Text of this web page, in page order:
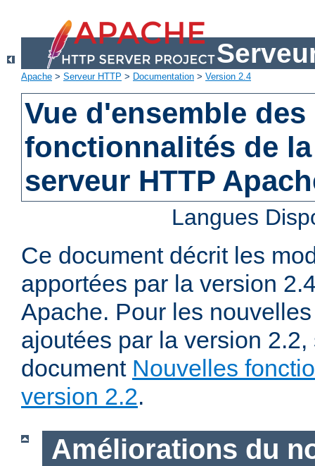
Apache > Serveur HTTP > Documentation > Version 2.4
Vue d'ensemble
fonctionnalités de
serveur HTTP
Langues
Ce document décrit les
apportées par la version
Apache. Pour les
ajoutées par la version 2.2,
document Nouvelles
version 2.2.
Améliorations du